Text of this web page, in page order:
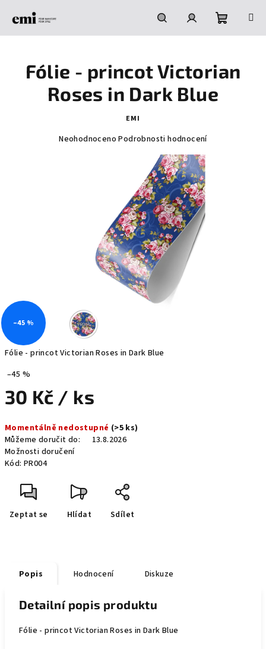
HledatPřihlášeníNákupní
košík
Fólie - princot Victorian Roses in Dark Blue
–45 %
30 Kč / ks
cena:
Momentálně nedostupné (>5 ks)
Můžeme doručit do:
13.8.2026
Možnosti doručení
Kód: PR004
Zeptat se Hlídat Sdílet
Fólie - princot Victorian
Roses in Dark Blue
EMI
Průměrné
Neohodnoceno Podrobnosti hodnocení
–45 %
Popis Hodnocení Diskuze
Detailní popis produktu
Fólie - princot Victorian Roses in Dark Blue